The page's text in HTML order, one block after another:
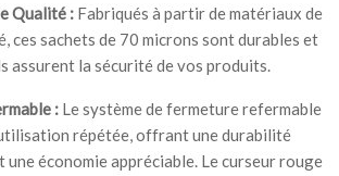
Qualité : Fabriqués à partir de matériaux de
ces sachets de 70 microns sont durables et
assurent la sécurité de vos produits.
: Le système de fermeture refermable
répétée, offrant une durabilité
une économie appréciable. Le curseur rouge